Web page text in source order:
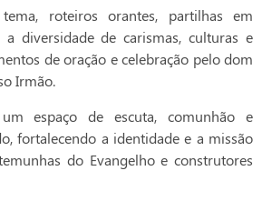
roteiros orantes, partilhas em
a diversidade de carismas, culturas e
de oração e celebração pelo dom
Irmão.
espaço de escuta, comunhão e
fortalecendo a identidade e a missão
do Evangelho e construtores